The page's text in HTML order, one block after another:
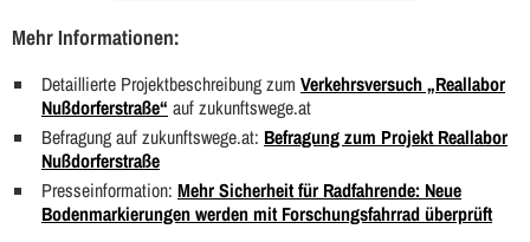
Mehr Informationen:
Detaillierte Projektbeschreibung zum Verkehrsversuch „Reallabor
Nußdorferstraße“ auf zukunftswege.at
Befragung auf zukunftswege.at: Befragung zum Projekt Reallabor
Nußdorferstraße
Presseinformation: Mehr Sicherheit für Radfahrende: Neue
Bodenmarkierungen werden mit Forschungsfahrrad überprüft